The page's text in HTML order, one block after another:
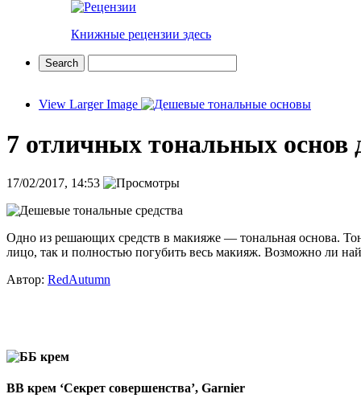
Книжные рецензии здесь
View Larger Image
7 отличных тональных основ
17/02/2017, 14:53
Одно из решающих средств в макияже — тональная основа.
лицо, так и полностью погубить весь макияж. Возможно ли
Автор: RedAutumn
BB крем ‘Секрет совершенства’, Garnier